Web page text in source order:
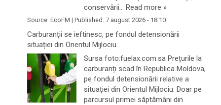
conservării… Read more »
Source: EcoFM | Published: 7 august 2026 - 18:10
Carburanții se ieftinesc, pe fondul detensionării
situației din Orientul Mijlociu
Sursa foto:fuelax.com.sa Prețurile la
carburanți scad în Republica Moldova,
pe fondul detensionării relative a
situației din Orientul Mijlociu. Doar pe
parcursul primei săptămâni din